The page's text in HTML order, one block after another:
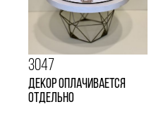
3047
декор оплачивается
отдельно